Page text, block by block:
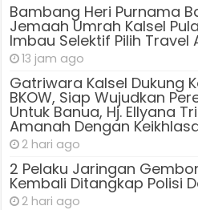
Bambang Heri Purnama
Jemaah Umrah Kalsel
Imbau Selektif Pilih
13 jam ago
Gatriwara Kalsel Dukung
BKOW, Siap Wujudkan
Untuk Banua, Hj. Ellyana
Amanah Dengan
2 hari ago
2 Pelaku Jaringan
Kembali Ditangkap Polisi
2 hari ago